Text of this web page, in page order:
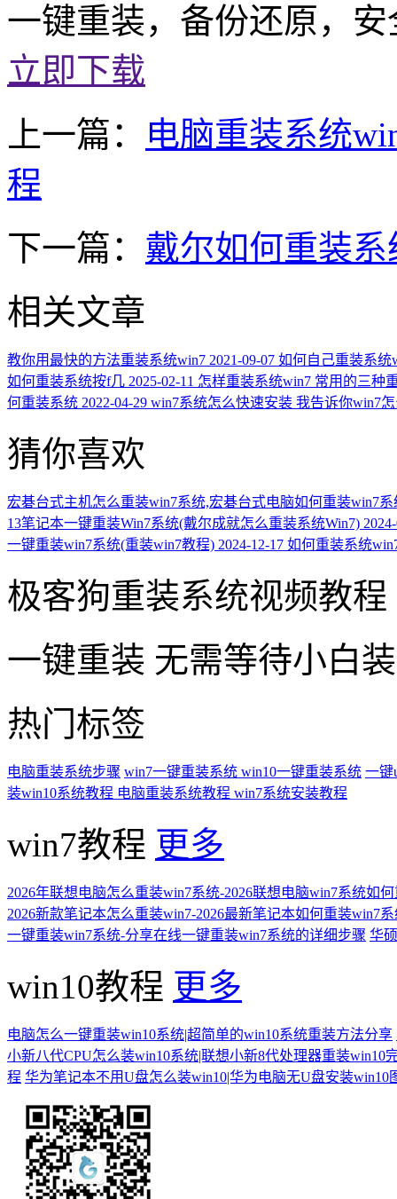
一键重装，备份还原，
立即下载
上一篇：
电脑重装系统
程
下一篇： 戴尔如何重装
相关文章
教你用最快的方法重装系统win7 2021-09-07 如何自己重装系统
如何重装系统按f几 2025-02-11 怎样重装系统win7 常用的三种
何重装系统 2022-04-29 win7系统怎么快速安装 我告诉你win7
猜你喜欢
宏碁台式主机怎么重装win7系统,宏碁台式电脑如何重装win7系
13笔记本一键重装Win7系统(戴尔成就怎么重装系统Win7)
一键重装win7系统(重装win7教程) 2024-12-17 如何重装系统
极客狗重装系统视频教程
一键重装 无需等待小白
热门标签
电脑重装系统步骤 win7一键重装系统 win10一键重装系统 一键
装win10系统教程 电脑重装系统教程 win7系统安装教程
win7教程 更多
2026年联想电脑怎么重装win7系统-2026联想电脑win7系统如
2026新款笔记本怎么重装win7-2026最新笔记本如何重装win7
一键重装win7系统-分享在线一键重装win7系统的详细步骤 华
win10教程 更多
电脑怎么一键重装win10系统|超简单的win10系统重装方法分享
小新八代CPU怎么装win10系统|联想小新8代处理器重装win10
程 华为笔记本不用U盘怎么装win10|华为电脑无U盘安装win10